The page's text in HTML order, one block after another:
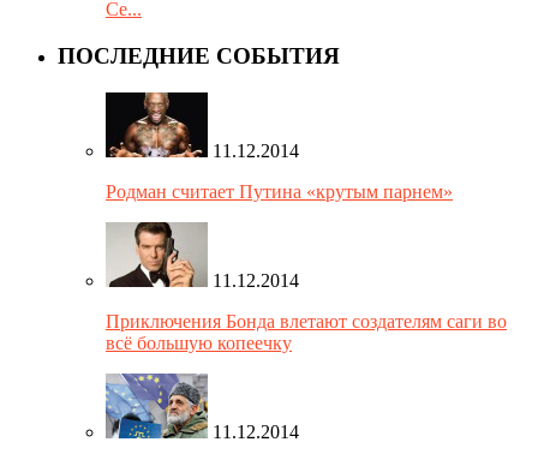
Се...
ПОСЛЕДНИЕ СОБЫТИЯ
11.12.2014
Родман считает Путина «крутым парнем»
11.12.2014
Приключения Бонда влетают создателям саги во
всё большую копеечку
11.12.2014